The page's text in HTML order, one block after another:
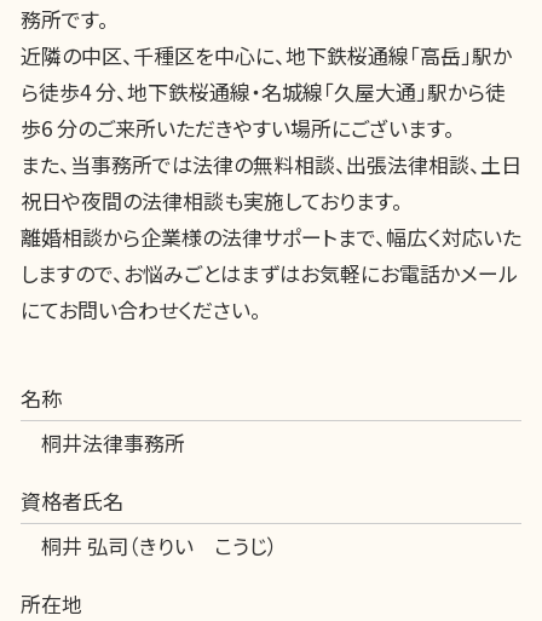
務所です。
近隣の中区、千種区を中心に、地下鉄桜通線「高岳」駅か
ら徒歩4 分、地下鉄桜通線・名城線「久屋大通」駅から徒
歩6 分のご来所いただきやすい場所にございます。
また、当事務所では法律の無料相談、出張法律相談、土日
祝日や夜間の法律相談も実施しております。
離婚相談から企業様の法律サポートまで、幅広く対応いた
しますので、お悩みごとはまずはお気軽にお電話かメール
にてお問い合わせください。
名称
桐井法律事務所
資格者氏名
桐井 弘司（きりい こうじ）
所在地